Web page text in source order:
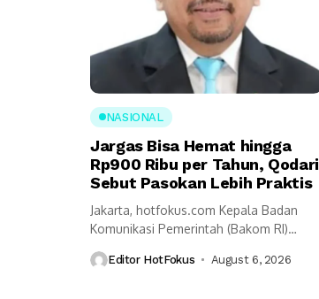
NASIONAL
Jargas Bisa Hemat hingga
Rp900 Ribu per Tahun, Qodari
Sebut Pasokan Lebih Praktis
Jakarta, hotfokus.com Kepala Badan
Komunikasi Pemerintah (Bakom RI)
sejumlah...
Editor HotFokus August 6, 2026